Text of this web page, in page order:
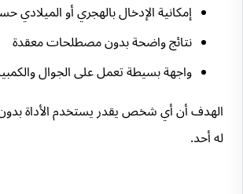
إمكانية الإدخال بالهجري أو الميلادي
نتائج واضحة بدون مصطلحات معقدة
واجهة بسيطة تعمل على الجوال
الهدف أن أي شخص يقدر يستخدم الأداة
له أحد.